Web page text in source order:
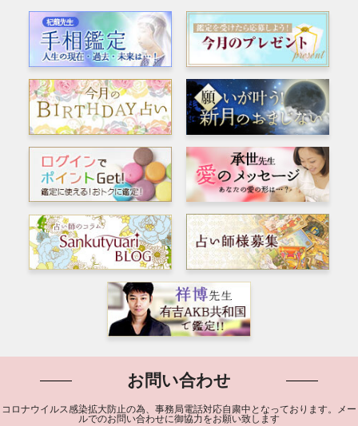
お問い合わせ
コロナウイルス感染拡大防止の為、事務局電話対応自粛中となっております。メー
ルでのお問い合わせに御協力をお願い致します